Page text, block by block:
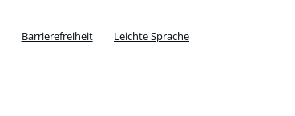
Barrierefreiheit Leichte Sprache